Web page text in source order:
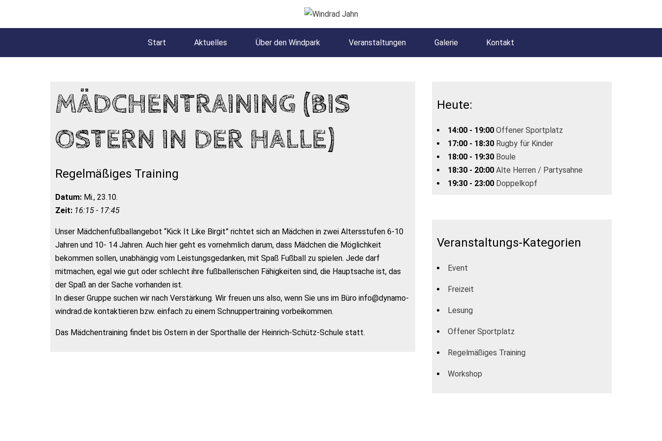
Start Aktuelles Über den Windpark Veranstaltungen Galerie Kontakt
MÄDCHENTRAINING (BIS
OSTERN IN DER HALLE)
Regelmäßiges Training
Datum: Mi., 23.10.
Zeit: 16:15 - 17:45
Unser Mädchenfußballangebot “Kick It Like Birgit” richtet sich an Mädchen in zwei Altersstufen 6-10
Jahren und 10- 14 Jahren. Auch hier geht es vornehmlich darum, dass Mädchen die Möglichkeit
bekommen sollen, unabhängig vom Leistungsgedanken, mit Spaß Fußball zu spielen. Jede darf
mitmachen, egal wie gut oder schlecht ihre fußballerischen Fähigkeiten sind, die Hauptsache ist, das
der Spaß an der Sache vorhanden ist.
In dieser Gruppe suchen wir nach Verstärkung. Wir freuen uns also, wenn Sie uns im Büro info@dynamo-
windrad.de kontaktieren bzw. einfach zu einem Schnuppertraining vorbeikommen.
Das Mädchentraining findet bis Ostern in der Sporthalle der Heinrich-Schütz-Schule statt.
Heute:
14:00 - 19:00 Offener Sportplatz
17:00 - 18:30 Rugby für Kinder
18:00 - 19:30 Boule
18:30 - 20:00 Alte Herren / Partysahne
19:30 - 23:00 Doppelkopf
Veranstaltungs-Kategorien
Event
Freizeit
Lesung
Offener Sportplatz
Regelmäßiges Training
Workshop